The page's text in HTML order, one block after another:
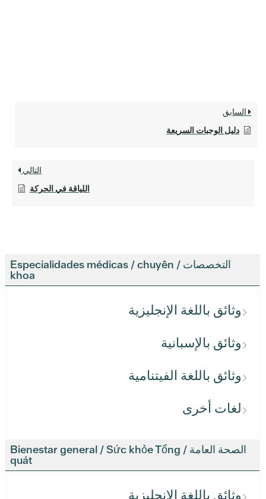
التخصصات / Especialidades médicas / chuyên
khoa
وثائق باللغة الإنجليزية
وثائق بالإسبانية
وثائق باللغة الفيتنامية
لغات أخرى
الصحة العامة / Bienestar general / Sức khỏe Tổng
quát
وثائق باللغة الإنجليزية
السابق
دليل الوجبات السريعة
التالي
اللياقة في الحركة